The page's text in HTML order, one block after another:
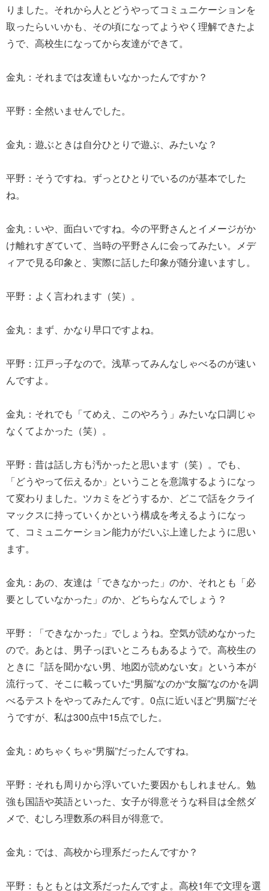
りました。それから人とどうやってコミュニケーションを
取ったらいいかも、その頃になってようやく理解できたよ
うで、高校生になってから友達ができて。
金丸：それまでは友達もいなかったんですか？
平野：全然いませんでした。
金丸：遊ぶときは自分ひとりで遊ぶ、みたいな？
平野：そうですね。ずっとひとりでいるのが基本でした
ね。
金丸：いや、面白いですね。今の平野さんとイメージがか
け離れすぎていて、当時の平野さんに会ってみたい。メデ
ィアで見る印象と、実際に話した印象が随分違いますし。
平野：よく言われます（笑）。
金丸：まず、かなり早口ですよね。
平野：江戸っ子なので。浅草ってみんなしゃべるのが速い
んですよ。
金丸：それでも「てめえ、このやろう」みたいな口調じゃ
なくてよかった（笑）。
平野：昔は話し方も汚かったと思います（笑）。でも、
「どうやって伝えるか」ということを意識するようになっ
て変わりました。ツカミをどうするか、どこで話をクライ
マックスに持っていくかという構成を考えるようになっ
て、コミュニケーション能力がだいぶ上達したように思い
ます。
金丸：あの、友達は「できなかった」のか、それとも「必
要としていなかった」のか、どちらなんでしょう？
平野：「できなかった」でしょうね。空気が読めなかった
ので。あとは、男子っぽいところもあるようで。高校生の
ときに『話を聞かない男、地図が読めない女』という本が
流行って、そこに載っていた“男脳”なのか“女脳”なのかを調
べるテストをやってみたんです。0点に近いほど“男脳”だそ
うですが、私は300点中15点でした。
金丸：めちゃくちゃ“男脳”だったんですね。
平野：それも周りから浮いていた要因かもしれません。勉
強も国語や英語といった、女子が得意そうな科目は全然ダ
メで、むしろ理数系の科目が得意で。
金丸：では、高校から理系だったんですか？
平野：もともとは文系だったんですよ。高校1年で文理を選